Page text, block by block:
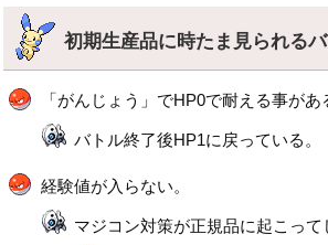
初期生産品に時たま見られる
「がんじょう」でHP0で耐える事があ
バトル終了後HP1に戻っている。
経験値が入らない。
マジコン対策が正規品に起こって